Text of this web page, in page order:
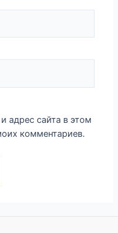
адрес сайта в этом
комментариев.